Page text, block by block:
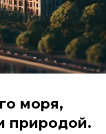
моря,
природой.